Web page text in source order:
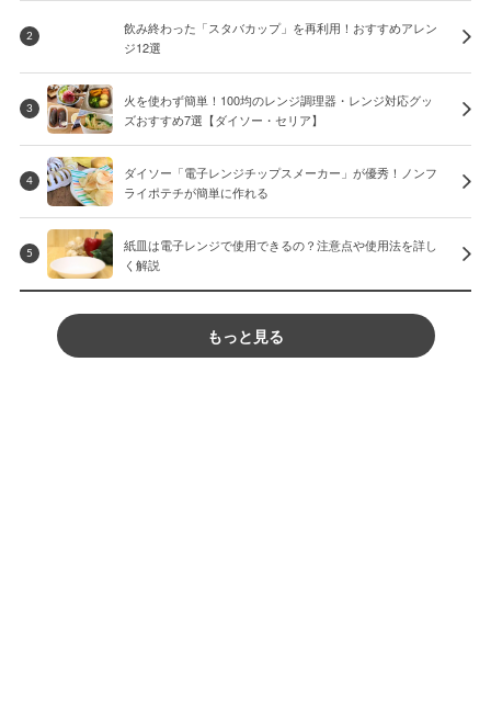
2
飲み終わった「スタバカップ」を再利用！おすすめアレン
ジ12選
3
火を使わず簡単！100均のレンジ調理器・レンジ対応グッ
ズおすすめ7選【ダイソー・セリア】
4
ダイソー「電子レンジチップスメーカー」が優秀！ノンフ
ライポテチが簡単に作れる
5
紙皿は電子レンジで使用できるの？注意点や使用法を詳し
く解説
もっと見る